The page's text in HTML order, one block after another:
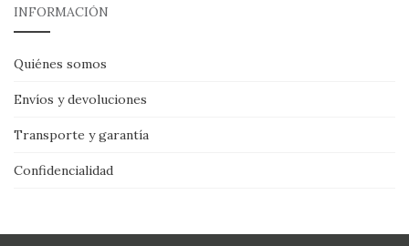
INFORMACIÓN
Quiénes somos
Envíos y devoluciones
Transporte y garantía
Confidencialidad